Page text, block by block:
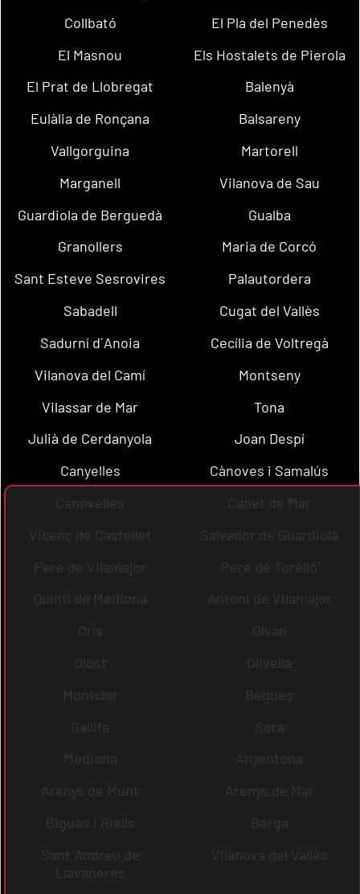
Collbató
El Pla del Penedès
El Masnou
Els Hostalets de Pierola
El Prat de Llobregat
Balenyà
Eulàlia de Ronçana
Balsareny
Vallgorguina
Martorell
Marganell
Vilanova de Sau
Guardiola de Berguedà
Gualba
Granollers
Maria de Corcó
Sant Esteve Sesrovires
Palautordera
Sabadell
Cugat del Vallès
Sadurní d´Anoia
Cecília de Voltregà
Vilanova del Camí
Montseny
Vilassar de Mar
Tona
Julià de Cerdanyola
Joan Despí
Canyelles
Cànoves i Samalús
Canovelles
Canet de Mar
Vicenç de Castellet
Salvador de Guardiola
Pere de Vilamajor
Pere de Torelló
Quintí de Mediona
Antoni de Vilamajor
Orís
Olvan
Olost
Olivella
Montclar
Begues
Gallifa
Sora
Mediona
Argentona
Arenys de Munt
Arenys de Mar
Bigues i Riells
Berga
Sant Andreu de
Llavaneres
Vilanova del Vallès